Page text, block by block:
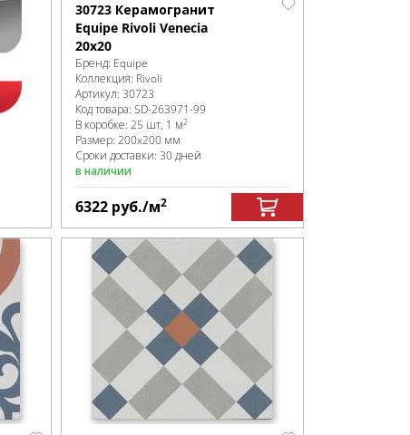
30723 Керамогранит
Equipe Rivoli Venecia
20x20
Бренд: Equipe
Коллекция: Rivoli
Артикул: 30723
Код товара: SD-263971-99
В коробке: 25 шт, 1 м2
Размер: 200x200 мм
Сроки доставки: 30 дней
в наличии
6322 руб./м2